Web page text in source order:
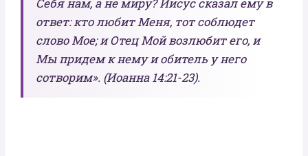
Себя нам, а не миру? Иисус сказал ему в
ответ: кто любит Меня, тот соблюдет
слово Мое; и Отец Мой возлюбит его, и
Мы придем к нему и обитель у него
сотворим». (Иоанна 14:21-23).